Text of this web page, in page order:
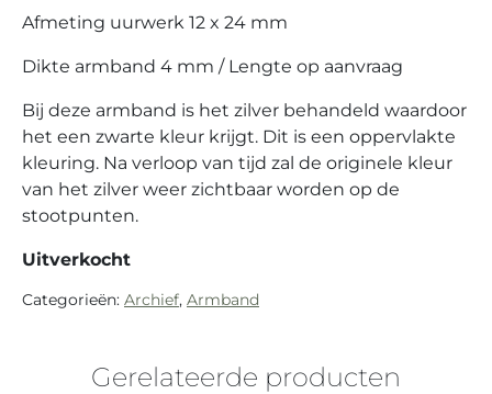
Afmeting uurwerk 12 x 24 mm
Dikte armband 4 mm / Lengte op aanvraag
Bij deze armband is het zilver behandeld waardoor
het een zwarte kleur krijgt. Dit is een oppervlakte
kleuring. Na verloop van tijd zal de originele kleur
van het zilver weer zichtbaar worden op de
stootpunten.
Uitverkocht
Categorieën: Archief, Armband
Gerelateerde producten